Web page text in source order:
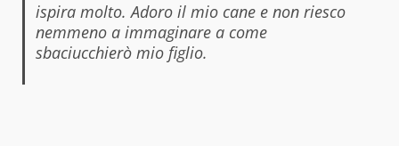
ispira molto. Adoro il mio cane e non riesco
nemmeno a immaginare a come
sbaciucchierò mio figlio.